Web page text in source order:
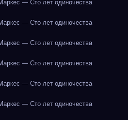
— Сто лет одиночества
— Сто лет одиночества
— Сто лет одиночества
— Сто лет одиночества
— Сто лет одиночества
— Сто лет одиночества